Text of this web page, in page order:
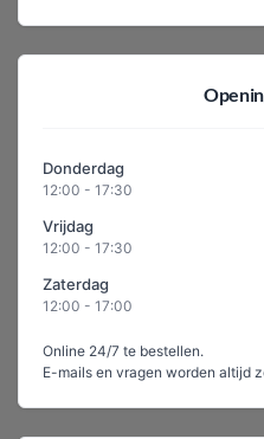
Donderdag
12:00 - 17:30
Vrijdag
12:00 - 17:30
Zaterdag
12:00 - 17:00
Online 24/7 te bestellen.
E-mails en vragen worden altijd